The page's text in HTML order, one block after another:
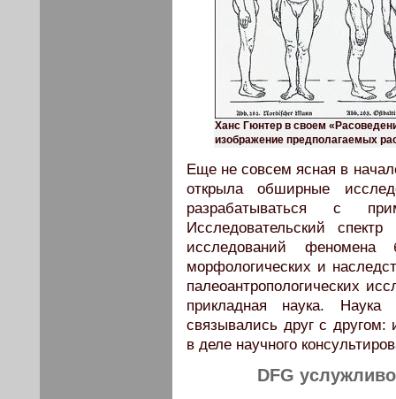
Ханс Гюнтер в своем
изображение предполагаемых
Еще не совсем ясная в
открыла обширные
разрабатываться с
Исследовательский
исследований
морфологических и
палеоантропологических
прикладная наука.
связывались друг с другом:
в деле научного
DFG